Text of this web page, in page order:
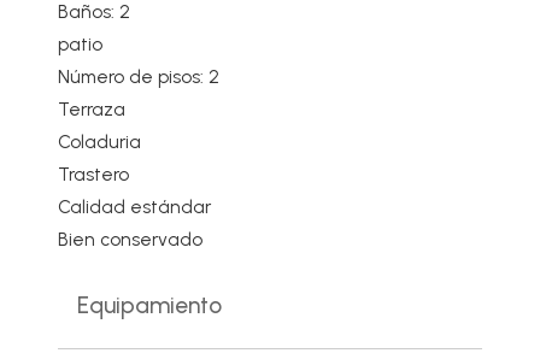
Baños: 2
patio
Número de pisos: 2
Terraza
Coladuria
Trastero
Calidad estándar
Bien conservado
Equipamiento